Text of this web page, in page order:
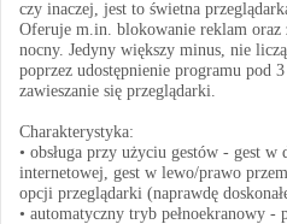
czy inaczej, jest to świetna
Oferuje m.in. blokowanie reklam
nocny. Jedyny większy minus, nie
poprzez udostępnienie programu pod
zawieszanie się przeglądarki.
Charakterystyka:
• obsługa przy użyciu gestów - gest w
internetowej, gest w lewo/prawo
opcji przeglądarki (naprawdę
• automatyczny tryb pełnoekranowy -